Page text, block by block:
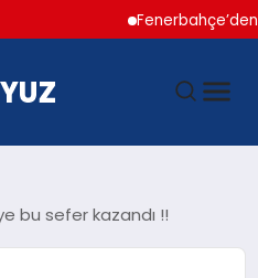
Fenerbahçe’den
bu sefer kazandı !!